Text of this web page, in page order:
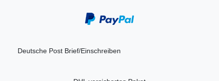
Deutsche Post Brief/Einschreiben